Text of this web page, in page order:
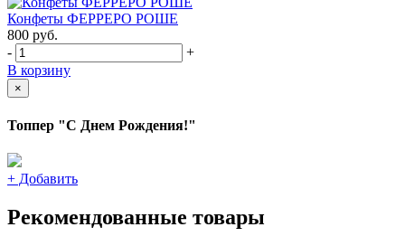
Конфеты ФЕРРЕРО РОШЕ
800 руб.
-
+
В корзину
×
Топпер "С Днем Рождения!"
+ Добавить
Рекомендованные товары